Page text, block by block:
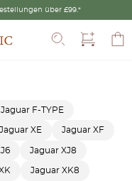
über £99.*Suche
Jaguar F-TYPE
Jaguar XE Jaguar XF
Jaguar XJ8
Jaguar XK8